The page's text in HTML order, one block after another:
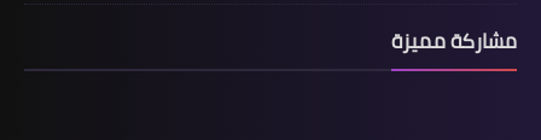
مشاركة مميزة